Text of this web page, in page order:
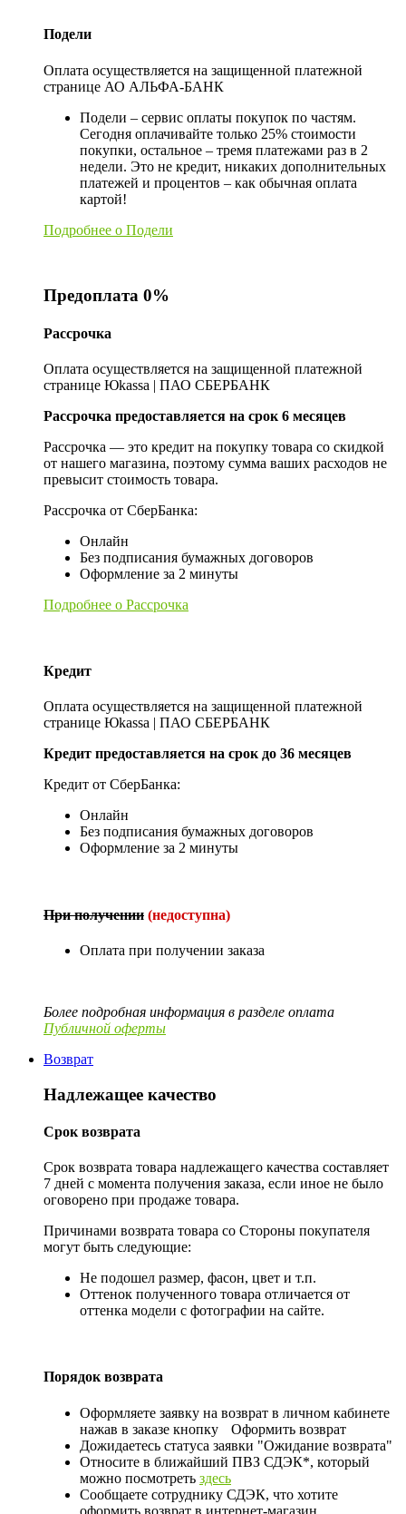
Подели
Оплата осуществляется на защищенной платежной
странице АО АЛЬФА-БАНК
Подели – сервис оплаты покупок по частям.
Сегодня оплачивайте только 25% стоимости
покупки, остальное – тремя платежами раз в 2
недели. Это не кредит, никаких дополнительных
платежей и процентов – как обычная оплата
картой!
Подробнее о Подели
Предоплата 0%
Рассрочка
Оплата осуществляется на защищенной платежной
странице Юkassa | ПАО СБЕРБАНК
Рассрочка предоставляется на срок 6 месяцев
Рассрочка — это кредит на покупку товара со скидкой
от нашего магазина, поэтому сумма ваших расходов не
превысит стоимость товара.
Рассрочка от СберБанка:
Онлайн
Без подписания бумажных договоров
Оформление за 2 минуты
Подробнее о Рассрочка
Кредит
Оплата осуществляется на защищенной платежной
странице Юkassa | ПАО СБЕРБАНК
Кредит предоставляется на срок до 36 месяцев
Кредит от СберБанка:
Онлайн
Без подписания бумажных договоров
Оформление за 2 минуты
При получении (недоступна)
Оплата при получении заказа
Более подробная информация в разделе оплата
Публичной оферты
Возврат
Надлежащее качество
Срок возврата
Срок возврата товара надлежащего качества составляет
7 дней с момента получения заказа, если иное не было
оговорено при продаже товара.
Причинами возврата товара со Стороны покупателя
могут быть следующие:
Не подошел размер, фасон, цвет и т.п.
Оттенок полученного товара отличается от
оттенка модели с фотографии на сайте.
Порядок возврата
Оформляете заявку на возврат в личном кабинете
нажав в заказе кнопку
Оформить возврат
Дожидаетесь статуса заявки "Ожидание возврата"
Относите в ближайший ПВЗ СДЭК*, который
можно посмотреть здесь
Сообщаете сотруднику СДЭК, что хотите
оформить возврат в интернет-магазин